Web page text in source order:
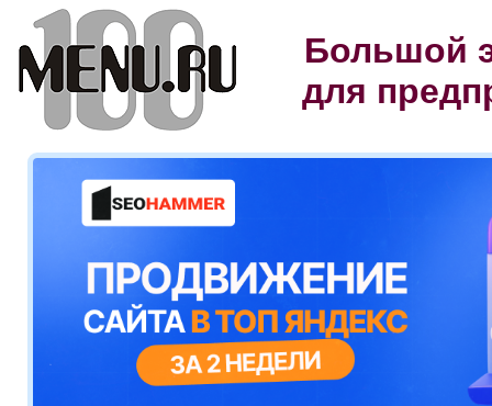
Большой
для